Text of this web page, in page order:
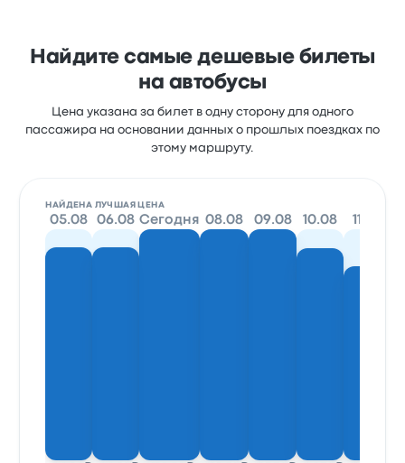
Найдите самые дешевые билеты
на автобусы
Цена указана за билет в одну сторону для одного
пассажира на основании данных о прошлых поездках по
этому маршруту.
НАЙДЕНА ЛУЧШАЯ ЦЕНА
05.08 06.08 Сегодня 08.08 09.08 10.08 11.08